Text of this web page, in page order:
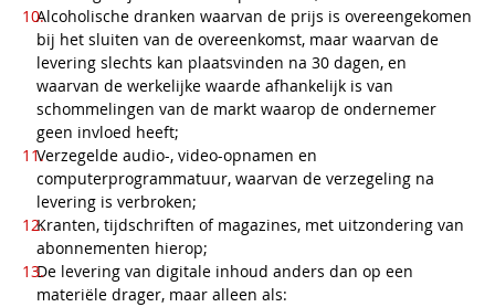
Alcoholische dranken waarvan de prijs is overeengekomen
bij het sluiten van de overeenkomst, maar waarvan de
levering slechts kan plaatsvinden na 30 dagen, en
waarvan de werkelijke waarde afhankelijk is van
schommelingen van de markt waarop de ondernemer
geen invloed heeft;
Verzegelde audio-, video-opnamen en
computerprogrammatuur, waarvan de verzegeling na
levering is verbroken;
Kranten, tijdschriften of magazines, met uitzondering van
abonnementen hierop;
De levering van digitale inhoud anders dan op een
materiële drager, maar alleen als: